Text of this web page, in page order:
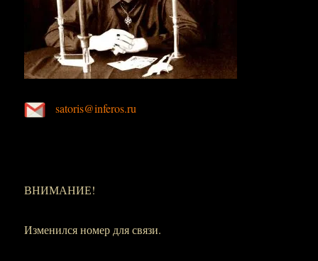
satoris@inferos.ru
ВНИМАНИЕ!
Изменился номер для связи.